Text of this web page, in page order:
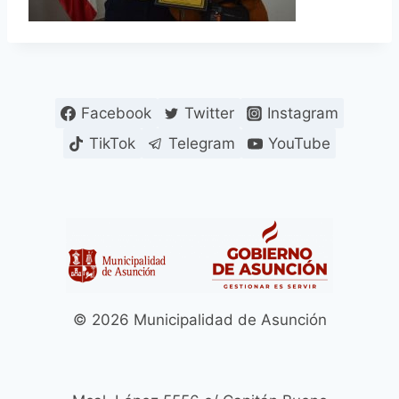
Facebook Twitter
Instagram
TikTok
Telegram YouTube
© 2026 Municipalidad de Asunción